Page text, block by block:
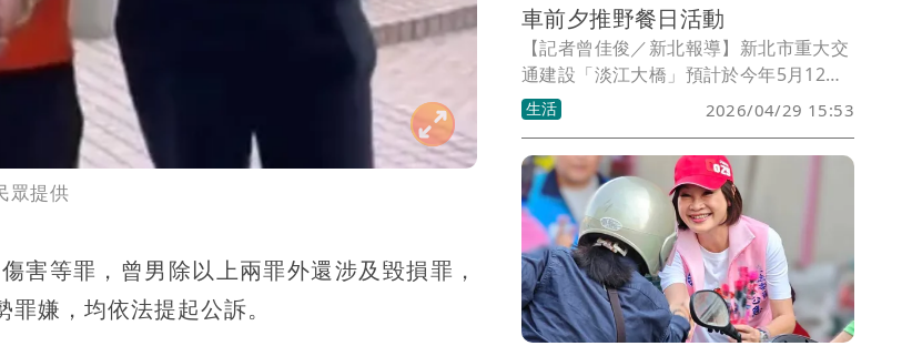
眾提供
害等罪，曾男除以上兩罪外還涉及毀損罪，
嫌，均依法提起公訴。
車前夕推野餐日活動
【記者曾佳俊／新北報導】新北市重大交
通建設「淡江大橋」預計於今年5月12日
正式通車，新北市政府攜手交通部公路
局，在通車前夕推出一系列開幕暖身活
動，邀請民眾搶先登橋體驗。其中，5月3
日登場的「我和大橋在一起」野餐日，更
開放民眾走上橋面，在淡水河口的壯闊景
觀中享受難得的城市野餐時光，現場預計
發放1,000份野餐墊，數量有限，送完為
止。
生活 2026/04/29 15:53